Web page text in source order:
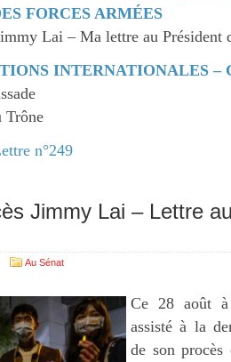
FORCES ARMÉES
Lai – Ma lettre au Président
INTERNATIONALES –
Trône
n°249
Jimmy Lai – Lettre
Au Sénat
Ce 28 août
assisté à la
de son